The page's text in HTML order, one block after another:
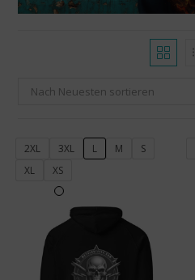
Nach Neuesten sortieren
2XL 3XL L M
S
XL
XS